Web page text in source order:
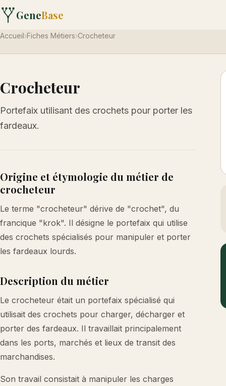
GeneBase
Accueil›Fiches Métiers›Crocheteur
Crocheteur
Portefaix utilisant des crochets pour porter les
fardeaux.
Origine et étymologie du métier de
crocheteur
Le terme "crocheteur" dérive de "crochet", du
francique "krok". Il désigne le portefaix qui utilise
des crochets spécialisés pour manipuler et porter
les fardeaux lourds.
Description du métier
Le crocheteur était un portefaix spécialisé qui
utilisait des crochets pour charger, décharger et
porter des fardeaux. Il travaillait principalement
dans les ports, marchés et lieux de transit des
marchandises.
Son travail consistait à manipuler les charges